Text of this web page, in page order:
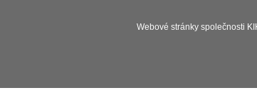
Webové stránky společnosti